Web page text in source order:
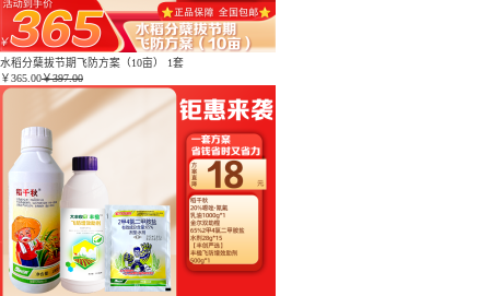
水稻分蘖拔节期飞防方案（10亩） 1套
￥365.00￥397.00